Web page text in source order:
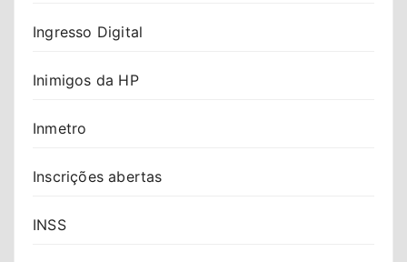
Ingresso Digital
Inimigos da HP
Inmetro
Inscrições abertas
INSS